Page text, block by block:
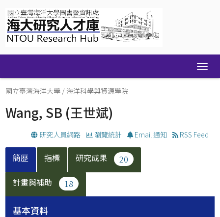
navigation
國立臺灣海洋大學 / 海洋科學與資源學院
Wang, SB (王世斌)
研究人員網路 瀏覽統計 Email 通知 RSS Feed
簡歷 指標 研究成果
20
計畫與補助
18
基本資料